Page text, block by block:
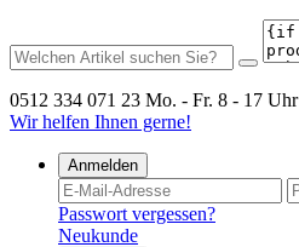
0512 334 071 23 Mo. - Fr. 8 - 17 Uhr
Wir helfen Ihnen gerne!
Anmelden
Passwort vergessen?
Neukunde